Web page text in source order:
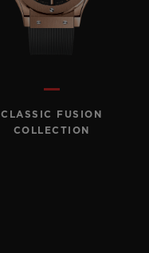
CLASSIC FUSION
COLLECTION